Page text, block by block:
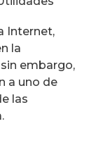
Internet,
la
embargo,
a uno de
las